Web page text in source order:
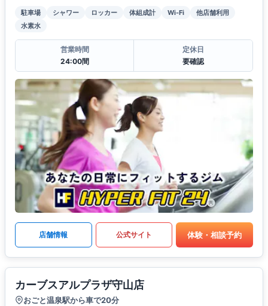
駐車場 シャワー ロッカー 体組成計 Wi-Fi
他店舗利用
水素水
営業時間
24:00間
定休日
要確認
店舗情報 公式サイト 体験・相談予約
カーブスアルプラザ守山店
おごと温泉駅から車で20分